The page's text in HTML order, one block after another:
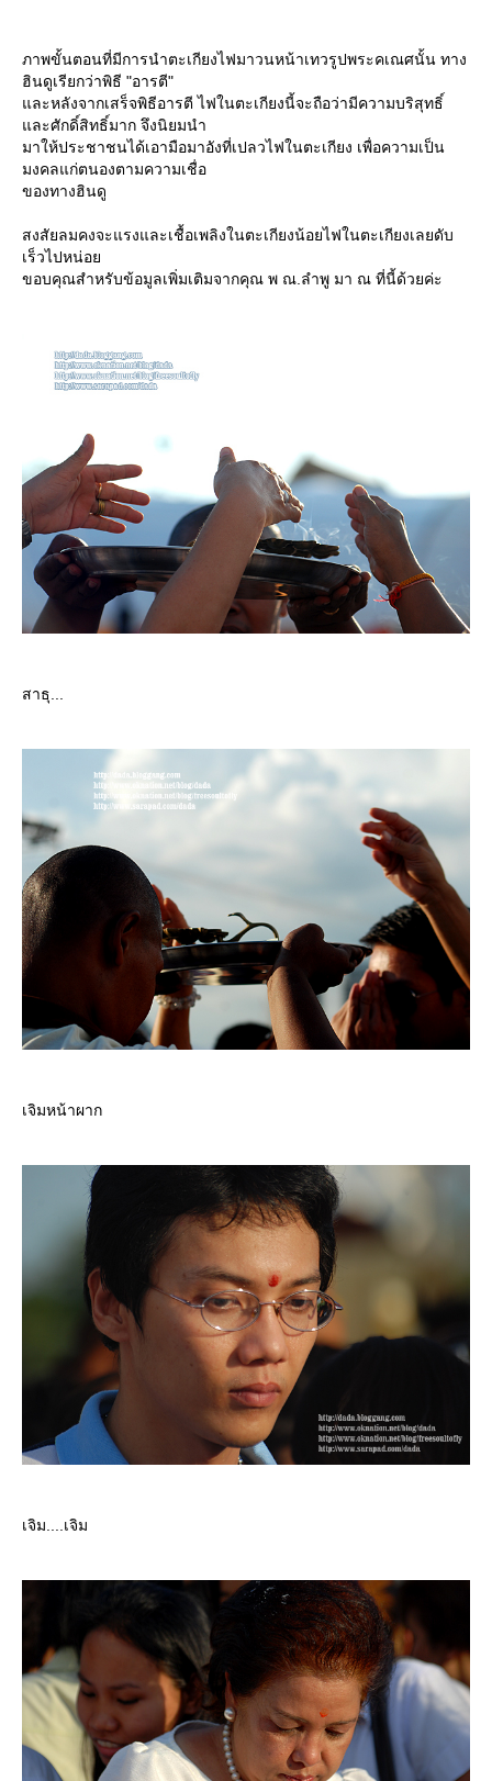
ภาพขั้นตอนที่มีการนำตะเกียงไฟมาวนหน้าเทวรูปพระคเณศนั้น ทาง
ฮินดูเรียกว่าพิธี "อารตี"
ละหลังจากเสร็จพิธีอารตี ไฟในตะเกียงนี้จะถือว่ามีความบริสุทธิ์
ละศักดิ์สิทธิ์มาก จึงนิยมนำ
มาให้ประชาชนได้เอามือมาอังที่เปลวไฟในตะเกียง เพื่อความเป็น
มงคลแก่ตนองตามความเชื่อ
ของทางฮินดู
สงสัยลมคงจะแรงและเชื้อเพลิงในตะเกียงน้อยไฟในตะเกียงเลยดับ
เร็วไปหน่อ
ขอบคุณสำหรับข้อมูลเพิ่มเติมจากคุณ พ ณ.ลำพู มา ณ ที่นี้ด้วยค่ะ
สาธุ...
เจิมหน้าผาก
เจิม....เจิม